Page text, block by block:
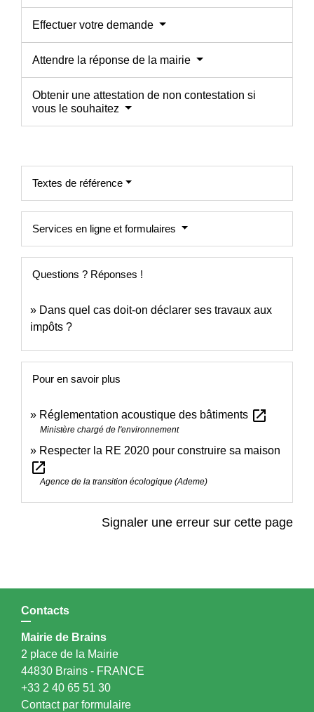
Effectuer votre demande
Attendre la réponse de la mairie
Obtenir une attestation de non contestation si
vous le souhaitez
Textes de référence
Services en ligne et formulaires
Questions ? Réponses !
Dans quel cas doit-on déclarer ses travaux aux
impôts ?
Pour en savoir plus
Réglementation acoustique des bâtiments open_in_new
Ministère chargé de l'environnement
Respecter la RE 2020 pour construire sa maison
open_in_new
Agence de la transition écologique (Ademe)
Signaler une erreur sur cette page
Contacts
Mairie de Brains
2 place de la Mairie
44830 Brains - FRANCE
+33 2 40 65 51 30
Contact par formulaire